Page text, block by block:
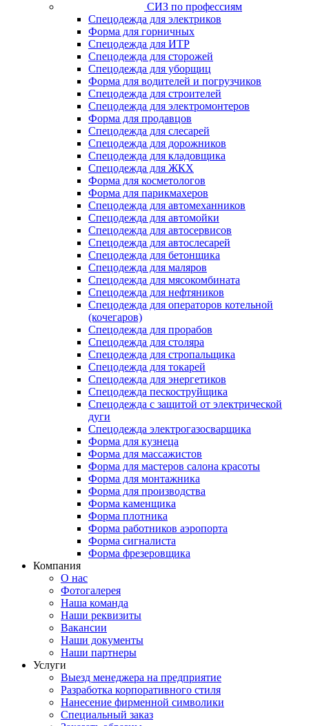
СИЗ по профессиям
Спецодежда для электриков
Форма для горничных
Спецодежда для ИТР
Спецодежда для сторожей
Спецодежда для уборщиц
Форма для водителей и погрузчиков
Спецодежда для строителей
Спецодежда для электромонтеров
Форма для продавцов
Спецодежда для слесарей
Спецодежда для дорожников
Спецодежда для кладовщика
Спецодежда для ЖКХ
Форма для косметологов
Форма для парикмахеров
Спецодежда для автомеханников
Спецодежда для автомойки
Спецодежда для автосервисов
Спецодежда для автослесарей
Спецодежда для бетонщика
Спецодежда для маляров
Спецодежда для мясокомбината
Спецодежда для нефтяников
Спецодежда для операторов котельной
(кочегаров)
Спецодежда для прорабов
Спецодежда для столяра
Спецодежда для стропальщика
Спецодежда для токарей
Спецодежда для энергетиков
Спецодежда пескоструйщика
Спецодежда с защитой от электрической
дуги
Спецодежда электрогазосварщика
Форма для кузнеца
Форма для массажистов
Форма для мастеров салона красоты
Форма для монтажника
Форма для производства
Форма каменщика
Форма плотника
Форма работников аэропорта
Форма сигналиста
Форма фрезеровщика
Компания
О нас
Фотогалерея
Наша команда
Наши реквизиты
Вакансии
Наши документы
Наши партнеры
Услуги
Выезд менеджера на предприятие
Разработка корпоративного стиля
Нанесение фирменной символики
Специальный заказ